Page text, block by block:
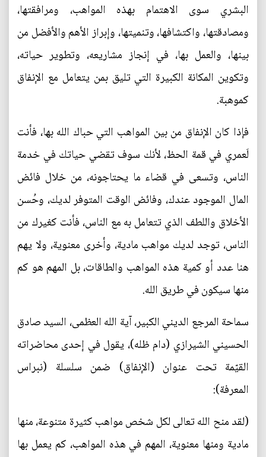
البشري سوى الاهتمام بهذه المواهب، ومرافقتها،
ومصادقتها، واكتشافها، وتنميتها، وإبراز الأهم والأفضل من
بينها، والعمل بها، في إنجاز مشاريعه، وتطوير حياته،
وتكوين المكانة الكبيرة التي تليق بمن يتعامل مع الإنفاق
كموهبة.
فإذا كان الإنفاق من بين المواهب التي حباك الله بها، فأنت
لَعمري في قمة الحظ، لأنك سوف تقضي حياتك في خدمة
الناس، وتسعى في قضاء ما يحتاجونه، من خلال فائض
المال الموجود عندك، وفائض الوقت المتوفر لديك، وحُسن
الأخلاق واللطف الذي تتعامل به مع الناس، فأنت كغيرك من
الناس، توجد لديك مواهب مادية، وأخرى معنوية، ولا يهم
هنا عدد أو كمية هذه المواهب والطاقات، بل المهم هو كم
منها سيكون في طريق الله.
سماحة المرجع الديني الكبير، آية الله العظمى، السيد صادق
الحسيني الشيرازي (دام ظله)، يقول في إحدى محاضراته
القيّمة تحت عنوان (الإنفاق) ضمن سلسلة (نبراس
المعرفة):
(لقد منح الله تعالى لكل شخص مواهب كثيرة متنوعة، منها
مادية ومنها معنوية، المهم في هذه المواهب، كم يعمل بها